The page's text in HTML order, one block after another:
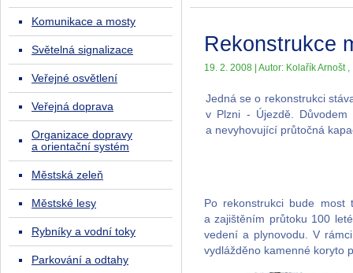
Rekonstrukce
19. 2. 2008 | Autor: Kolařík Arnošt ,
Jedná se o rekonstrukci
v Plzni - Újezdě. Důvodem
a nevyhovující průtočná
Po rekonstrukci bude most
a zajištěním průtoku 100
vedení a plynovodu. V
vydlážděno kamenné koryto
Komunikace a mosty
Světelná signalizace
Veřejné osvětlení
Veřejná doprava
Organizace dopravy
a orientační systém
Městská zeleň
Městské lesy
Rybníky a vodní toky
Parkování a odtahy